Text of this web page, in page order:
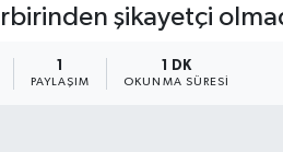
şikayetçi
1
PAYLAŞIM
1 DK
OKUNMA SÜRESI